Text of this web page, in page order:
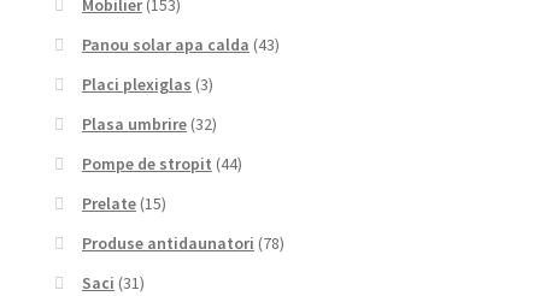
Mobilier (153)
Panou solar apa calda (43)
Placi plexiglas (3)
Plasa umbrire (32)
Pompe de stropit (44)
Prelate (15)
Produse antidaunatori (78)
Saci (31)